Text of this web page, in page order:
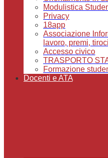
Modulistica
Privacy
18app
Associazione
lavoro, premi,
Accesso civico
TRASPORTO
Formazione
Docenti e ATA